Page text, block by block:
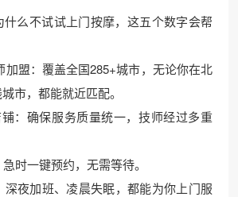
么不试试上门按摩，这五个数字会帮
加盟：覆盖全国285+城市，无论你在北
市，都能就近匹配。
：确保服务质量统一，技师经过多重
时一键预约，无需等待。
深夜加班、凌晨失眠，都能为你上门服